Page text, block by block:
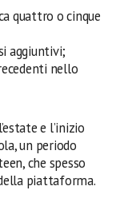
quattro o cinque
aggiuntivi;
nello
e l’inizio
un periodo
che spesso
piattaforma.